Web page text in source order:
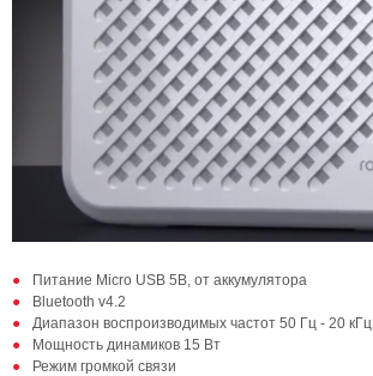
Питание Micro USB 5B, от аккумулятора
Bluetooth v4.2
Диапазон воспроизводимых частот 50 Гц - 20 кГц
Мощность динамиков 15 Вт
Режим громкой связи